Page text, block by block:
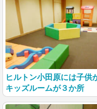
ヒルトン小田原には子供
キッズルームが３か所